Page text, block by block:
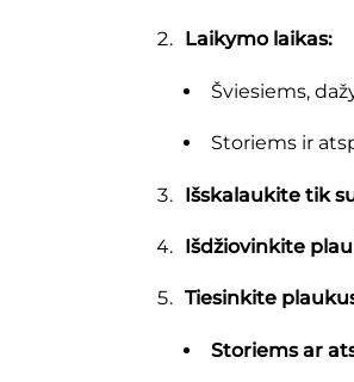
Laikymo laikas:
Šviesiems,
Storiems ir
Išskalaukite tik
Išdžiovinkite
Tiesinkite
Storiems ar